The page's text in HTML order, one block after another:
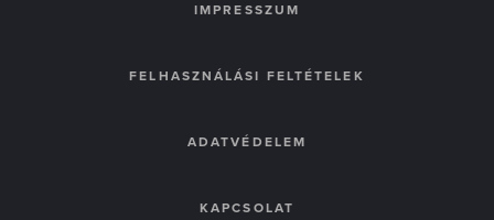
IMPRESSZUM
FELHASZNÁLÁSI FELTÉTELEK
ADATVÉDELEM
KAPCSOLAT